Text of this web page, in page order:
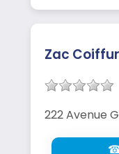
Zac
222 Avenue
☎